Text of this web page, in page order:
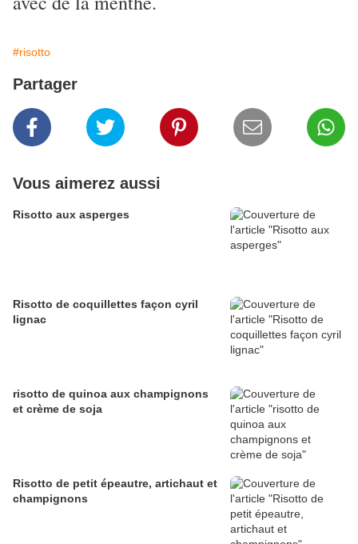
#risotto
Partager
Vous aimerez aussi
Risotto aux asperges
Risotto de coquillettes façon cyril
lignac
risotto de quinoa aux champignons
et crème de soja
Risotto de petit épeautre, artichaut et
champignons